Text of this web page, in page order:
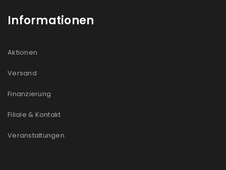
Informationen
Aktionen
Versand
Finanzierung
Filiale & Kontakt
Veranstaltungen